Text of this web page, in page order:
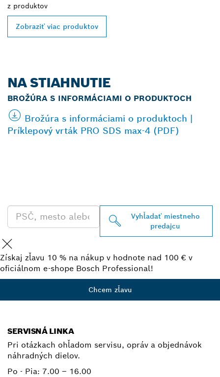
z produktov
Zobraziť viac produktov
NA STIAHNUTIE
BROŽÚRA S INFORMÁCIAMI O PRODUKTOCH
Brožúra s informáciami o produktoch |
Príklepový vrták PRO SDS max-4 (PDF)
Vyhľadať miestneho
predajcu
Získaj zľavu 10 % na nákup v hodnote nad 100 € v
oficiálnom e-shope Bosch Professional!
Chcem zľavu
SERVISNÁ LINKA
Pri otázkach ohľadom servisu, opráv a objednávok
náhradných dielov.
Po - Pia: 7.00 – 16.00